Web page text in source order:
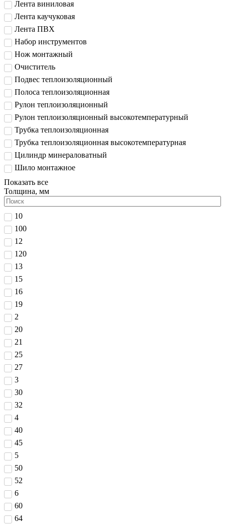
Лента виниловая
Лента каучуковая
Лента ПВХ
Набор инструментов
Нож монтажный
Очиститель
Подвес теплоизоляционный
Полоса теплоизоляционная
Рулон теплоизоляционный
Рулон теплоизоляционный высокотемпературный
Трубка теплоизоляционная
Трубка теплоизоляционная высокотемпературная
Цилиндр минераловатный
Шило монтажное
Показать все
Толщина, мм
10
100
12
120
13
15
16
19
2
20
21
25
27
3
30
32
4
40
45
5
50
52
6
60
64